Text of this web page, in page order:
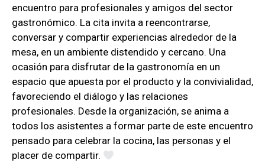
encuentro para profesionales y amigos del sector
gastronómico. La cita invita a reencontrarse,
conversar y compartir experiencias alrededor de la
mesa, en un ambiente distendido y cercano. Una
ocasión para disfrutar de la gastronomía en un
espacio que apuesta por el producto y la convivialidad,
favoreciendo el diálogo y las relaciones
profesionales. Desde la organización, se anima a
todos los asistentes a formar parte de este encuentro
pensado para celebrar la cocina, las personas y el
placer de compartir.